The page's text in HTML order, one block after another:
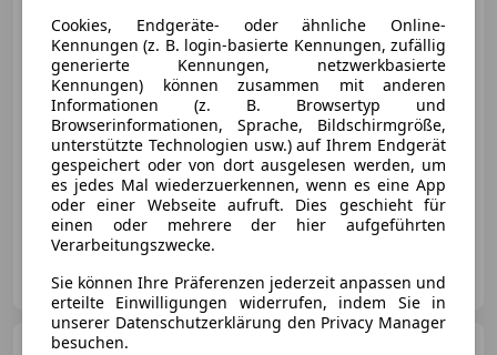
€ 21 990
06/2026 150 km Elektro/Benzin 74 kW (101 PS)
Autohaus Ing. Gredinger GmbH
AT-7122 Gols
Cookies, Endgeräte- oder ähnliche Online-
Kennungen (z. B. login-basierte Kennungen, zufällig
generierte Kennungen, netzwerkbasierte
Kennungen) können zusammen mit anderen
Informationen (z. B. Browsertyp und
Browserinformationen, Sprache, Bildschirmgröße,
unterstützte Technologien usw.) auf Ihrem Endgerät
gespeichert oder von dort ausgelesen werden, um
es jedes Mal wiederzuerkennen, wenn es eine App
oder einer Webseite aufruft. Dies geschieht für
einen oder mehrere der hier aufgeführten
Verarbeitungszwecke.
Sie können Ihre Präferenzen jederzeit anpassen und
erteilte Einwilligungen widerrufen, indem Sie in
unserer Datenschutzerklärung den Privacy Manager
besuchen.